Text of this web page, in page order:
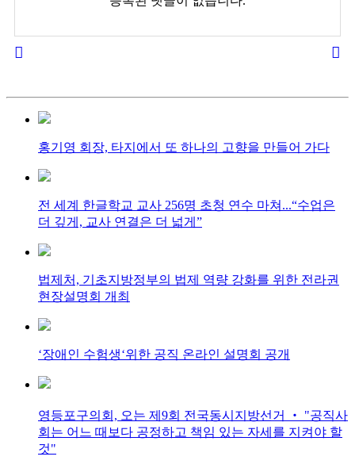
홍기영 회장, 타지에서 또 하나의 고향을 만들어 가다
전 세계 한글학교 교사 256명 초청 연수 마쳐...“수업은
더 깊게, 교사 연결은 더 넓게”
법제처, 기초지방정부의 법제 역량 강화를 위한 전라권
현장설명회 개최
‘장애인 수험생‘위한 공직 온라인 설명회 공개
영등포구의회, 오는 제9회 전국동시지방선거 ‧ "공직사
회는 어느 때보다 공정하고 책임 있는 자세를 지켜야 할
것"